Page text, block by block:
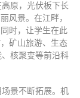
原，光伏板下长
风景。在江畔，
时，让学生在此
矿山旅游、生态
核聚变等前沿科
景不断拓展。机